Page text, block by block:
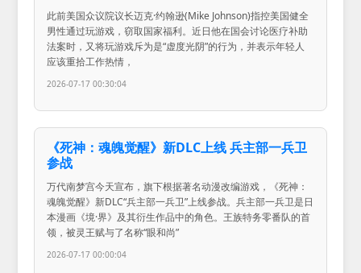
此前美国众议院议长迈克·约翰逊(Mike Johnson)指控美国健全
男性通过玩游戏，窃取国家福利。近日他在国会讨论医疗补助
法案时，又将玩游戏斥为是“虚度光阴”的行为，并表示年轻人
应该重拾工作热情，
2026-07-17 00:30:04
《死神：魂魄觉醒》新DLC上线 兵主部一兵卫
参战
万代南梦宫今天宣布，旗下根据著名动漫改编游戏，《死神：
魂魄觉醒》新DLC“兵主部一兵卫”上线参战。兵主部一兵卫是日
本漫画《境·界》及其衍生作品中的角色。王族特务零番队的首
领，被灵王赋与了名称“眼和尚”
2026-07-17 00:00:04